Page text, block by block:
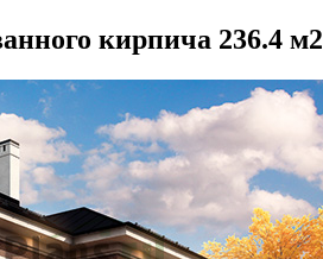
кирпича 236.4 м2